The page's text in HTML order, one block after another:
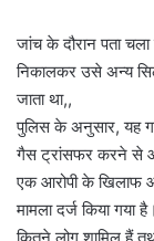
जांच के दौरान पता
निकालकर उसे अन्य
जाता था,,
पुलिस के अनुसार, यह
गैस ट्रांसफर करने से
एक आरोपी के खिलाफ
मामला दर्ज किया
कितने लोग शामिल हैं